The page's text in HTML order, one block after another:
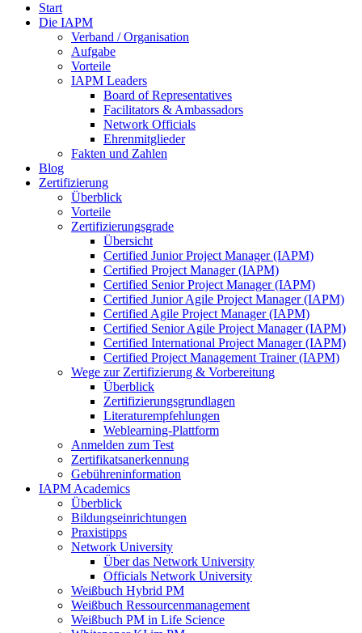
Start
Die IAPM
Verband / Organisation
Aufgabe
Vorteile
IAPM Leaders
Board of Representatives
Facilitators & Ambassadors
Network Officials
Ehrenmitglieder
Fakten und Zahlen
Blog
Zertifizierung
Überblick
Vorteile
Zertifizierungsgrade
Übersicht
Certified Junior Project Manager (IAPM)
Certified Project Manager (IAPM)
Certified Senior Project Manager (IAPM)
Certified Junior Agile Project Manager (IAPM)
Certified Agile Project Manager (IAPM)
Certified Senior Agile Project Manager (IAPM)
Certified International Project Manager (IAPM)
Certified Project Management Trainer (IAPM)
Wege zur Zertifizierung & Vorbereitung
Überblick
Zertifizierungsgrundlagen
Literaturempfehlungen
Weblearning-Plattform
Anmelden zum Test
Zertifikatsanerkennung
Gebühreninformation
IAPM Academics
Überblick
Bildungseinrichtungen
Praxistipps
Network University
Über das Network University
Officials Network University
Weißbuch Hybrid PM
Weißbuch Ressourcenmanagement
Weißbuch PM in Life Science